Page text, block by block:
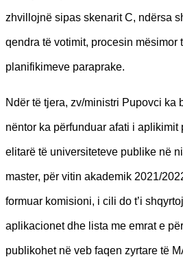
zhvillojnë sipas skenarit C, ndërsa
qendra të votimit, procesin mësimor
planifikimeve paraprake.
Ndër të tjera, zv/ministri Pupovci ka
nëntor ka përfunduar afati i aplikimit
elitarë të universiteteve publike në
master, për vitin akademik 2021/
formuar komisioni, i cili do t’i
aplikacionet dhe lista me emrat e
publikohet në veb faqen zyrtare të